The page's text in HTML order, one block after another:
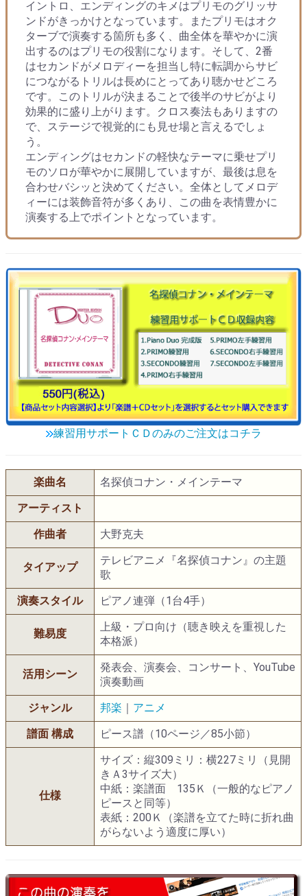
イントロ、エンディングのキメはプリモのグリッサ
ンドがきっかけとなっています。またプリモはオク
ターブで演奏する箇所も多く、曲全体を華やかに演
出するのはプリモの役割になります。そして、2番
はセカンドがメロディーを担当し特に転調からサビ
につながるトリルは長めにとってあり聴かせどころ
です。このトリルが決まることで後半のサビがより
効果的に盛り上がります。クロス奏法もありますの
で、ステージで視覚的にも見せ場と言えるでしょ
う。
エンディングはセカンドの軽快なテーマに乗せプリ
モのソロが華やかに展開していますが、最後は息を
合わせバシッと決めてください。全体としてメロデ
ィーには装飾音符が多くあり、この曲を表情豊かに
演奏する上でポイントとなっています。
練習用サポートＣＤのみのご注文はコチラ
楽曲名
名探偵コナン・メインテーマ
アーティスト
作曲者
大野克夫
タイアップ
テレビアニメ『名探偵コナン』の主題
歌
演奏スタイル
ピアノ連弾（1台4手）
難易度
上級・プロ向け（聴き映えを重視した
本格派）
活用シーン
発表会、演奏会、コンサート、YouTube
演奏動画
ジャンル
邦楽 ｜ アニメ
譜面 構成
ピース譜（10ページ／85小節）
仕様
サイズ：縦309ミリ：横227ミリ（見開
きＡ3サイズ大）
中紙：楽譜面 135Ｋ（一般的なピアノ
ピースと同等）
表紙：200Ｋ（楽譜を立てた時に折れ曲
がらないよう適度に厚い）